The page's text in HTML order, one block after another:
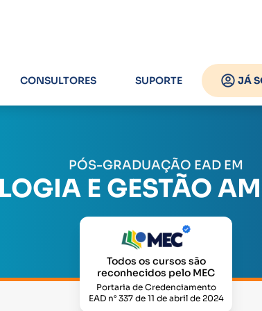
CONSULTORES SUPORTE JÁ
PÓS-GRADUAÇÃO EAD EM
E GESTÃO
Todos os cursos são
reconhecidos pelo MEC
Portaria de Credenciamento
EAD n° 337 de 11 de abril de 2024